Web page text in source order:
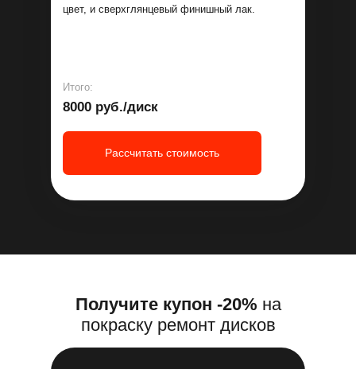
цвет, и сверхглянцевый финишный лак.
Итого:
8000 руб./диск
Рассчитать стоимость
Получите купон -20% на
покраску ремонт дисков